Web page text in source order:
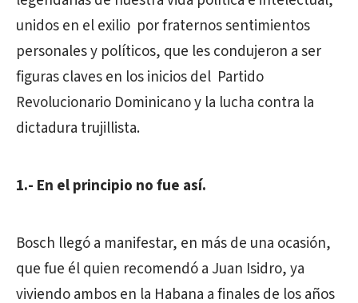
unidos en el exilio por fraternos sentimientos
personales y políticos, que les condujeron a ser
figuras claves en los inicios del Partido
Revolucionario Dominicano y la lucha contra la
dictadura trujillista.
1.- En el principio no fue así.
Bosch llegó a manifestar, en más de una ocasión,
que fue él quien recomendó a Juan Isidro, ya
viviendo ambos en la Habana a finales de los años